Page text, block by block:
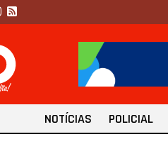
NOTÍCIAS POLICIAL